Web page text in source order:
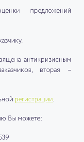
предложений
антикризисным
вторая –
регистрации.
Вы можете: